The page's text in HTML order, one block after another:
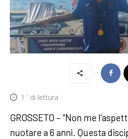
1 ' di lettura
GROSSETO – “Non me
nuotare a 6 anni. Questa